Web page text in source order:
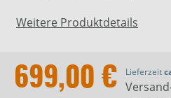
Weitere Produktdetails
699,00 € Lieferzeit